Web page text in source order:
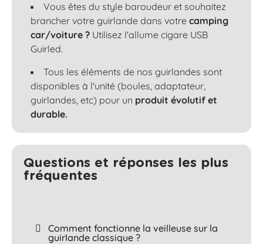
Vous êtes du style baroudeur et souhaitez
brancher votre guirlande dans votre camping
car/voiture ? Utilisez l'allume cigare USB
Guirled.
Tous les éléments de nos guirlandes sont
disponibles à l'unité (boules, adaptateur,
guirlandes, etc) pour un produit évolutif et
durable.
Questions et réponses les plus
fréquentes​
Comment fonctionne la veilleuse sur la
guirlande classique ?